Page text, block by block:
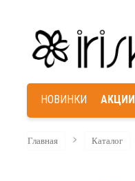
НОВИНКИ АКЦИИ
Главная Каталог